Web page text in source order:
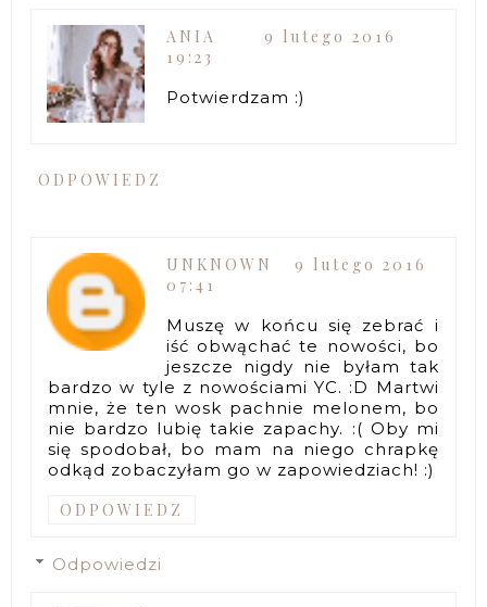
ANIA
9 lutego 2016
19:23
Potwierdzam :)
ODPOWIEDZ
UNKNOWN
9 lutego 2016
07:41
Muszę w końcu się zebrać i
iść obwąchać te nowości, bo
jeszcze nigdy nie byłam tak
bardzo w tyle z nowościami YC. :D Martwi
mnie, że ten wosk pachnie melonem, bo
nie bardzo lubię takie zapachy. :( Oby mi
się spodobał, bo mam na niego chrapkę
odkąd zobaczyłam go w zapowiedziach! :)
ODPOWIEDZ
Odpowiedzi